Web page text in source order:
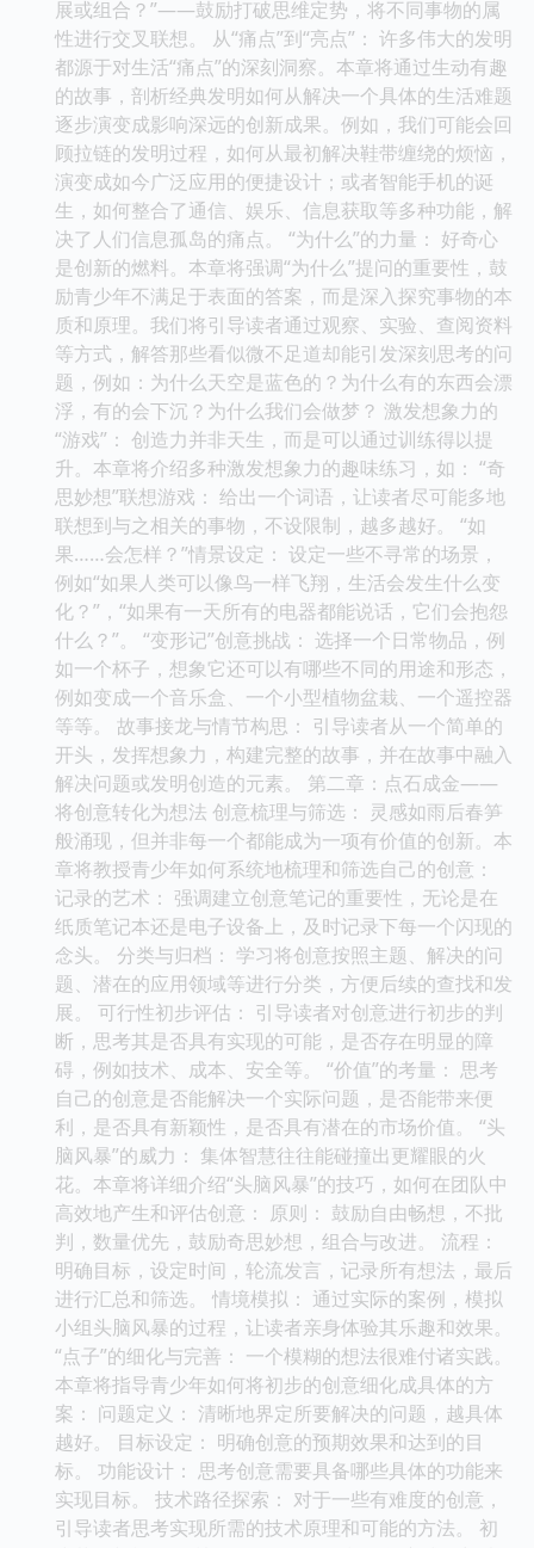
展或组合？”——鼓励打破思维定势，将不同事物的属
性进行交叉联想。 从“痛点”到“亮点”： 许多伟大的发明
都源于对生活“痛点”的深刻洞察。本章将通过生动有趣
的故事，剖析经典发明如何从解决一个具体的生活难题
逐步演变成影响深远的创新成果。例如，我们可能会回
顾拉链的发明过程，如何从最初解决鞋带缠绕的烦恼，
演变成如今广泛应用的便捷设计；或者智能手机的诞
生，如何整合了通信、娱乐、信息获取等多种功能，解
决了人们信息孤岛的痛点。 “为什么”的力量： 好奇心
是创新的燃料。本章将强调“为什么”提问的重要性，鼓
励青少年不满足于表面的答案，而是深入探究事物的本
质和原理。我们将引导读者通过观察、实验、查阅资料
等方式，解答那些看似微不足道却能引发深刻思考的问
题，例如：为什么天空是蓝色的？为什么有的东西会漂
浮，有的会下沉？为什么我们会做梦？ 激发想象力的
“游戏”： 创造力并非天生，而是可以通过训练得以提
升。本章将介绍多种激发想象力的趣味练习，如： “奇
思妙想”联想游戏： 给出一个词语，让读者尽可能多地
联想到与之相关的事物，不设限制，越多越好。 “如
果……会怎样？”情景设定： 设定一些不寻常的场景，
例如“如果人类可以像鸟一样飞翔，生活会发生什么变
化？”，“如果有一天所有的电器都能说话，它们会抱怨
什么？”。 “变形记”创意挑战： 选择一个日常物品，例
如一个杯子，想象它还可以有哪些不同的用途和形态，
例如变成一个音乐盒、一个小型植物盆栽、一个遥控器
等等。 故事接龙与情节构思： 引导读者从一个简单的
开头，发挥想象力，构建完整的故事，并在故事中融入
解决问题或发明创造的元素。 第二章：点石成金——
将创意转化为想法 创意梳理与筛选： 灵感如雨后春笋
般涌现，但并非每一个都能成为一项有价值的创新。本
章将教授青少年如何系统地梳理和筛选自己的创意：
记录的艺术： 强调建立创意笔记的重要性，无论是在
纸质笔记本还是电子设备上，及时记录下每一个闪现的
念头。 分类与归档： 学习将创意按照主题、解决的问
题、潜在的应用领域等进行分类，方便后续的查找和发
展。 可行性初步评估： 引导读者对创意进行初步的判
断，思考其是否具有实现的可能，是否存在明显的障
碍，例如技术、成本、安全等。 “价值”的考量： 思考
自己的创意是否能解决一个实际问题，是否能带来便
利，是否具有新颖性，是否具有潜在的市场价值。 “头
脑风暴”的威力： 集体智慧往往能碰撞出更耀眼的火
花。本章将详细介绍“头脑风暴”的技巧，如何在团队中
高效地产生和评估创意： 原则： 鼓励自由畅想，不批
判，数量优先，鼓励奇思妙想，组合与改进。 流程：
明确目标，设定时间，轮流发言，记录所有想法，最后
进行汇总和筛选。 情境模拟： 通过实际的案例，模拟
小组头脑风暴的过程，让读者亲身体验其乐趣和效果。
“点子”的细化与完善： 一个模糊的想法很难付诸实践。
本章将指导青少年如何将初步的创意细化成具体的方
案： 问题定义： 清晰地界定所要解决的问题，越具体
越好。 目标设定： 明确创意的预期效果和达到的目
标。 功能设计： 思考创意需要具备哪些具体的功能来
实现目标。 技术路径探索： 对于一些有难度的创意，
引导读者思考实现所需的技术原理和可能的方法。 初